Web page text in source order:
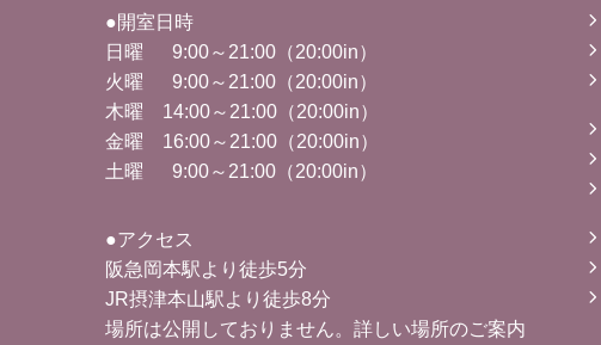
●開室日時
日曜 9:00～21:00（20:00in）
火曜 9:00～ 21:00 （20:00in）
木曜 14:00～ 21:00 （20:00in）
金曜 16:00～ 21:00 （20:00in）
土曜 9:00～ 21:00 （20:00in）
●アクセス
阪急岡本駅より徒歩5分
JR摂津本山駅より徒歩8分
場所は公開しておりません。詳しい場所のご案内